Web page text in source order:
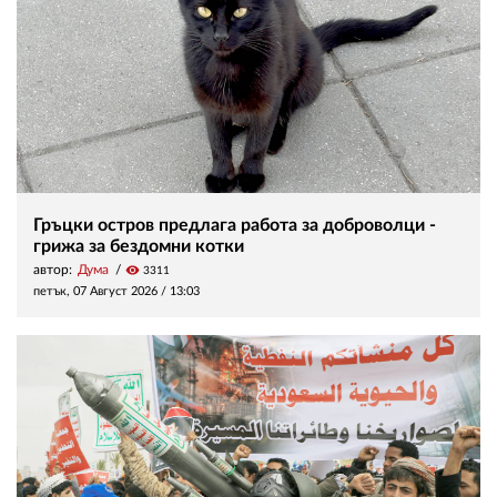
Гръцки остров предлага работа за доброволци -
грижа за бездомни котки
автор: Дума visibility 3311
петък, 07 Август 2026 / 13:03